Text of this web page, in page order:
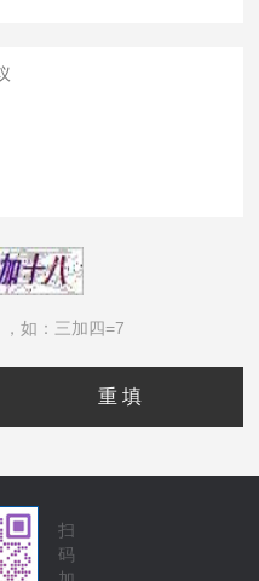
如：三加四=7
扫
码